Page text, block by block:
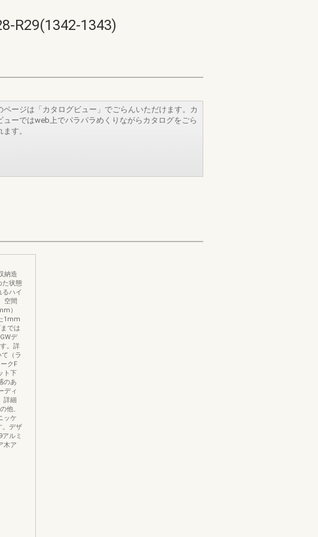
R29(1342-1343)
ページは「カタログビュー」でごらんいただけます。カ
ューではweb上でパラパラめくりながらカタログをごら
す。
納造
た状態
ハイ
空間
）
1mm
では
デ
。詳
（ラ
クF
ト下
のあ
ディ
詳細
他、
ッケ
。デザ
ルミ
木ア